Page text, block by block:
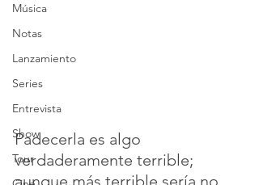
Música
Notas
Lanzamiento
Series
Entrevista
Show
Tour
Padecerla es algo
verdaderamente terrible;
aunque más terrible sería no